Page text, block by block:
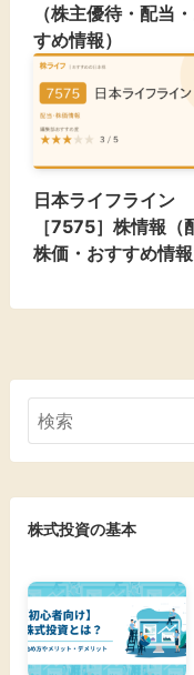
（株主優待・配当
すめ情報）
日本ライフライン
［7575］株情報（
株価・おすすめ情報
株式投資の基本